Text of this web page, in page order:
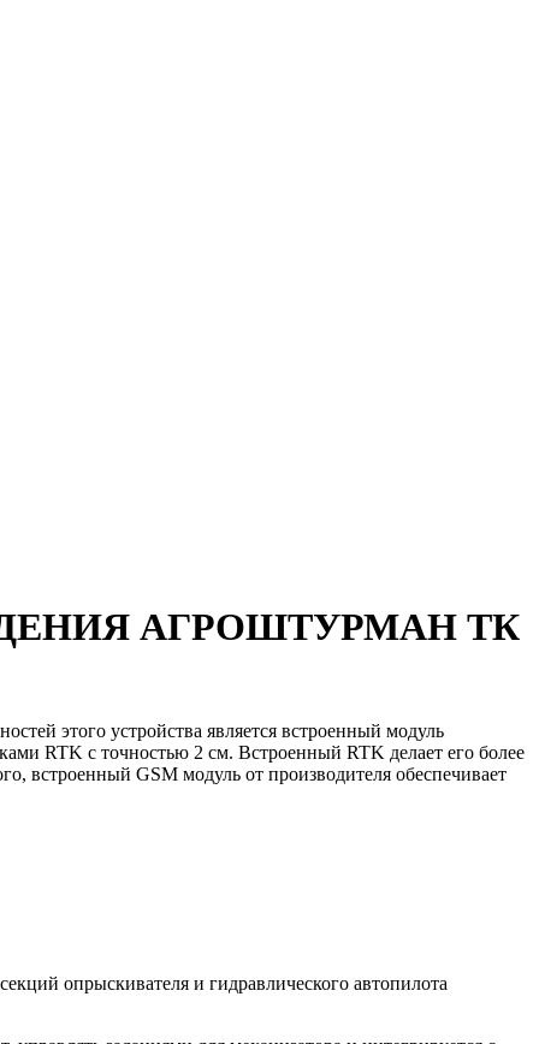
АГРОШТУРМАН ТК
этого устройства является встроенный модуль
RTK с точностью 2 см. Встроенный RTK делает его более
встроенный GSM модуль от производителя обеспечивает
опрыскивателя и гидравлического автопилота